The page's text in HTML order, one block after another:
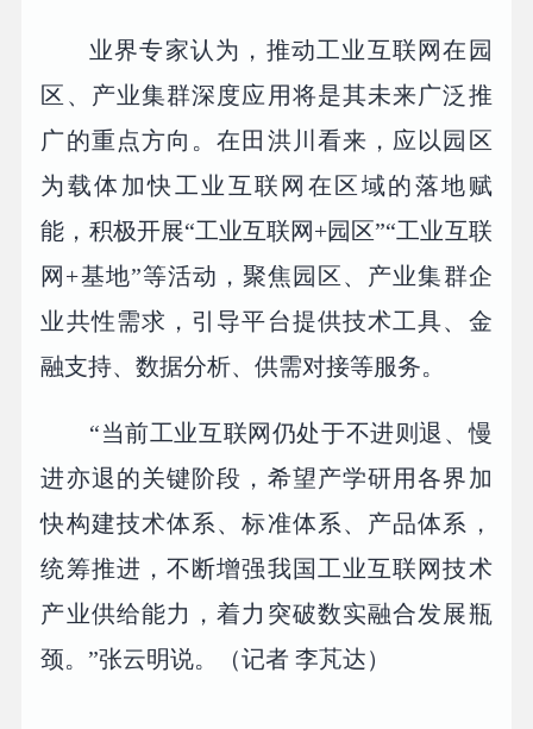
业界专家认为，推动工业互联网在园
区、产业集群深度应用将是其未来广泛推
广的重点方向。在田洪川看来，应以园区
为载体加快工业互联网在区域的落地赋
能，积极开展“工业互联网+园区”“工业互联
网+基地”等活动，聚焦园区、产业集群企
业共性需求，引导平台提供技术工具、金
融支持、数据分析、供需对接等服务。
“当前工业互联网仍处于不进则退、慢
进亦退的关键阶段，希望产学研用各界加
快构建技术体系、标准体系、产品体系，
统筹推进，不断增强我国工业互联网技术
产业供给能力，着力突破数实融合发展瓶
颈。”张云明说。（记者 李芃达）